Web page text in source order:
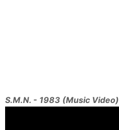
S.M.N. - 1983 (Music Video)